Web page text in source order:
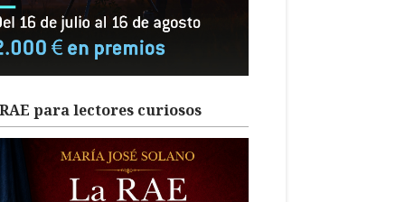
para lectores curiosos